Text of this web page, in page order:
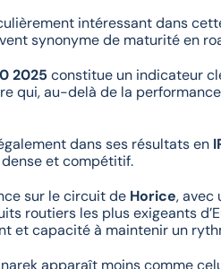
intéressant dans
synonyme de maturité en
2025 constitue un indicateur
qui, au-delà de la
dans ses résultats en
et compétitif.
sur le circuit de Horice, avec
routiers les plus exigeants
et capacité à maintenir un
apparaît moins comme